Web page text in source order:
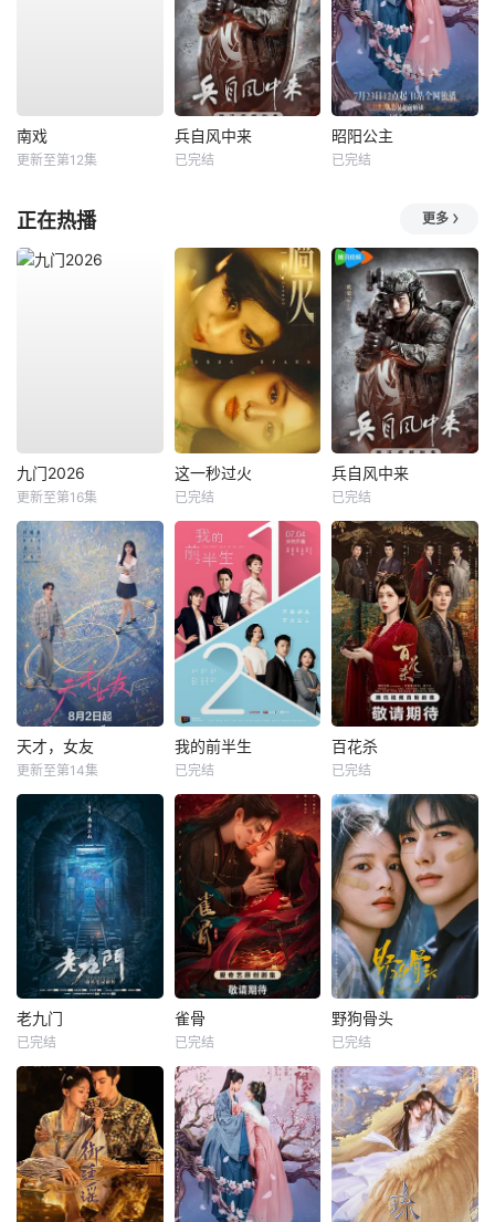
南戏
更新至第12集
兵自风中来
已完结
昭阳公主
已完结
正在热播 更多
九门2026
更新至第16集
这一秒过火
已完结
兵自风中来
已完结
天才，女友
更新至第14集
我的前半生
已完结
百花杀
已完结
老九门
已完结
雀骨
已完结
野狗骨头
已完结